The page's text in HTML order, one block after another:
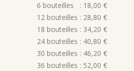
6 bouteilles : 18,00 €
12 bouteilles : 28,80 €
18 bouteilles : 34,20 €
24 bouteilles : 40,80 €
30 bouteilles : 46,20 €
36 bouteilles : 52,00 €